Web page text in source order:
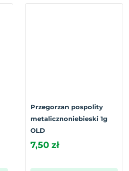
Przegorzan pospolity
metalicznoniebieski 1g
OLD
7,50 zł